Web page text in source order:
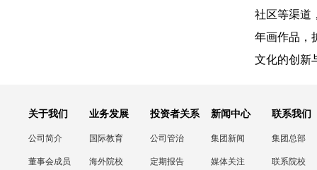
社区等渠道
年画作品，
文化的创新
关于我们
公司简介
董事会成员
业务发展
国际教育
海外院校
投资者关系
公司管治
定期报告
新闻中心
集团新闻
媒体关注
联系我们
集团总部
联系院校